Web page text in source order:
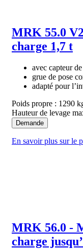
MRK 55.0
charge 1,7 t
avec capteur
grue de pose
adapté pour
Poids propre : 1290
Hauteur de levage
Demande
En savoir plus sur le
MRK 56.0 -
charge